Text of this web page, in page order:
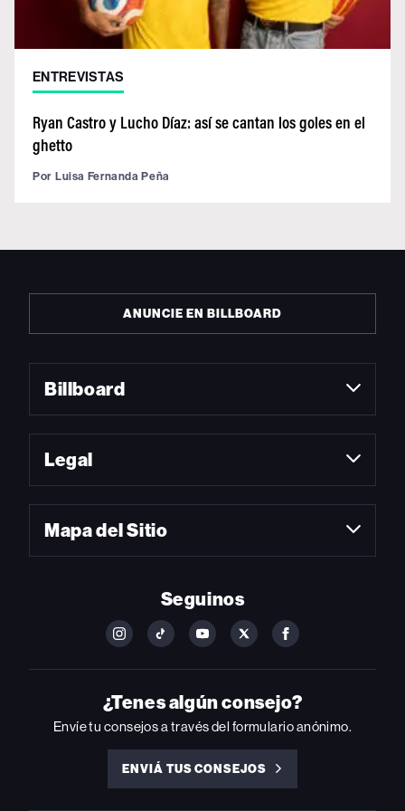
ENTREVISTAS
Ryan Castro y Lucho Díaz: así se cantan los goles en el
ghetto
Por Luisa Fernanda Peña
ANUNCIE EN BILLBOARD
Billboard
Legal
Mapa del Sitio
Seguinos
FOLLOW
ON
INSTAGRAM
FOLLOW
ON
YOUTUBE
FOLLOW
ON
YOUTUBE
FOLLOW
ON
FOLLOW
ON
FACEBOOK
¿Tenes algún consejo?
Envíe tu consejos a través del formulario anónimo.
ENVIÁ TUS CONSEJOS
ENVIÁ